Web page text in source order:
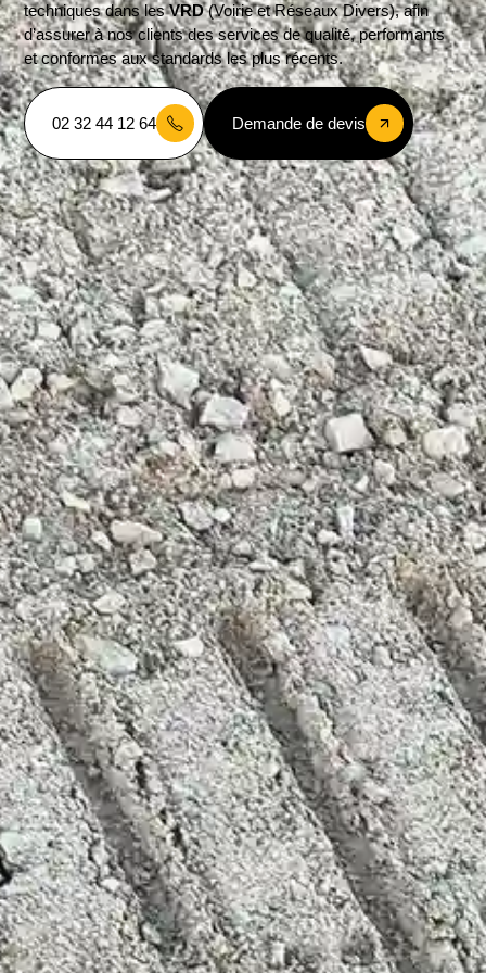
techniques dans lesVRD(Voirie et Réseaux Divers), afin
d’assurer à nos clients des services de qualité, performants
et conformes aux standards les plus récents.
02 32 44 12 64 Demande de devis